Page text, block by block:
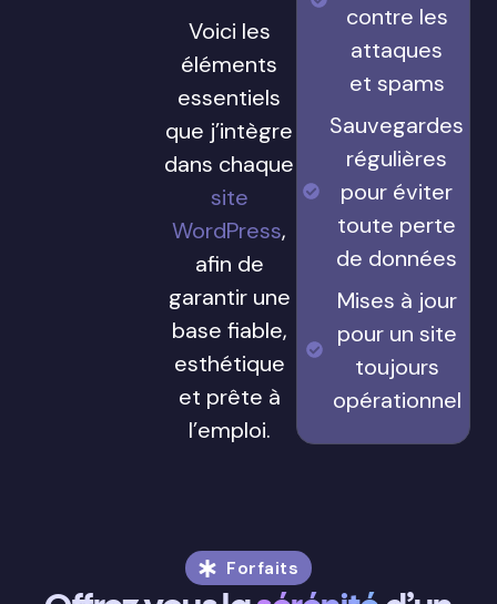
Voici les
éléments
essentiels
que j’intègre
dans chaque
site
WordPress,
afin de
garantir une
base fiable,
esthétique
et prête à
l’emploi.
contre les
attaques
et spams
Sauvegardes
régulières
pour éviter
toute perte
de données
Mises à jour
pour un site
toujours
opérationnel
Forfaits